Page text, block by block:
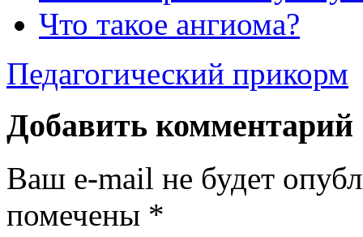
Что такое ангиома?
Педагогический прикорм
Добавить комментарий
Ваш e-mail не будет
помечены *